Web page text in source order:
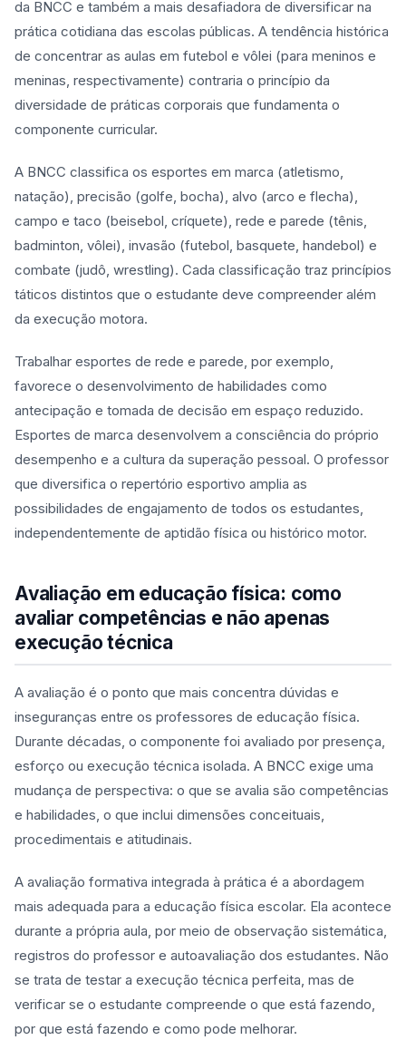
da BNCC e também a mais desafiadora de diversificar na
prática cotidiana das escolas públicas. A tendência histórica
de concentrar as aulas em futebol e vôlei (para meninos e
meninas, respectivamente) contraria o princípio da
diversidade de práticas corporais que fundamenta o
componente curricular.
A BNCC classifica os esportes em marca (atletismo,
natação), precisão (golfe, bocha), alvo (arco e flecha),
campo e taco (beisebol, críquete), rede e parede (tênis,
badminton, vôlei), invasão (futebol, basquete, handebol) e
combate (judô, wrestling). Cada classificação traz princípios
táticos distintos que o estudante deve compreender além
da execução motora.
Trabalhar esportes de rede e parede, por exemplo,
favorece o desenvolvimento de habilidades como
antecipação e tomada de decisão em espaço reduzido.
Esportes de marca desenvolvem a consciência do próprio
desempenho e a cultura da superação pessoal. O professor
que diversifica o repertório esportivo amplia as
possibilidades de engajamento de todos os estudantes,
independentemente de aptidão física ou histórico motor.
Avaliação em educação física: como
avaliar competências e não apenas
execução técnica
A avaliação é o ponto que mais concentra dúvidas e
inseguranças entre os professores de educação física.
Durante décadas, o componente foi avaliado por presença,
esforço ou execução técnica isolada. A BNCC exige uma
mudança de perspectiva: o que se avalia são competências
e habilidades, o que inclui dimensões conceituais,
procedimentais e atitudinais.
A avaliação formativa integrada à prática é a abordagem
mais adequada para a educação física escolar. Ela acontece
durante a própria aula, por meio de observação sistemática,
registros do professor e autoavaliação dos estudantes. Não
se trata de testar a execução técnica perfeita, mas de
verificar se o estudante compreende o que está fazendo,
por que está fazendo e como pode melhorar.